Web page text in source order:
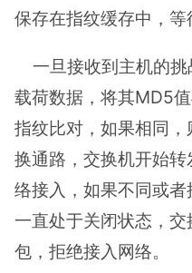
保存在指纹缓存中，等
一旦接收到主机的挑
载荷数据，将其MD5
指纹比对，如果相同
换通路，交换机开始
络接入，如果不同或
一直处于关闭状态，
包，拒绝接入网络。